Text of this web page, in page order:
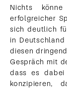
Nichts
erfolgreicher
sich deutlich
in
diesen
Gespräch mit
dass es
konzipieren,